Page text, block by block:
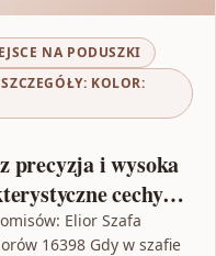
NA PODUSZKI
KOLOR:
precyzja i wysoka
cechy
obicie
Elior Szafa
16398 Gdy w szafie